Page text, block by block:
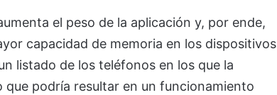
el peso de la aplicación y, por ende,
capacidad de memoria en los dispositivos
listado de los teléfonos en los que la
podría resultar en un funcionamiento